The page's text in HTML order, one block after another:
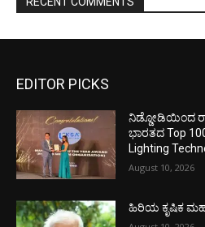
EDITOR PICKS
ನಿಡ್ಡೋಡಿಯಿಂದ
ಭಾರತದ Top
Lighting
August 10, 2026
ಹಿರಿಯ ಕೃಷಿಕ